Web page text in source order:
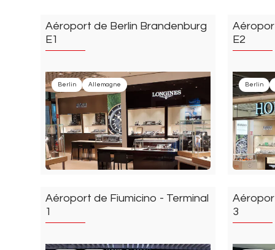
Aéroport de Berlin Brandenburg
E1
Berlin Allemagne
E2
Berlin
Aéroport de Fiumicino - Terminal
1
3